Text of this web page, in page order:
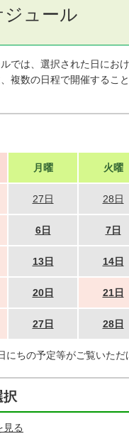
ジュール
では、選択された日にお
複数の日程で開催するこ
月曜 火曜
27日 28日
6日 7日
13日 14日
20日 21日
27日 28日
にちの予定等がご覧いただ
択
見る